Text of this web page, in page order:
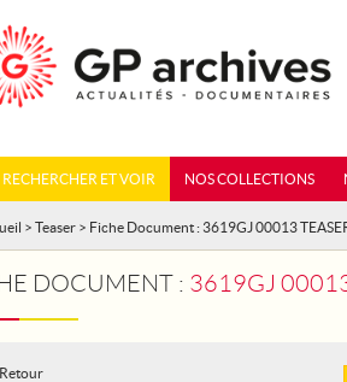
RECHERCHER ET VOIR NOS COLLECTIONS
> Teaser > Fiche Document : 3619GJ 00013
DOCUMENT : 3619GJ
Retour